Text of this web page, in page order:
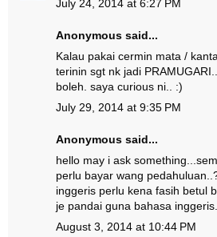
July 24, 2014 at 6:27 PM
Anonymous said...
Kalau pakai cermin mata /
terinin sgt nk jadi
boleh. saya curious ni.. :)
July 29, 2014 at 9:35 PM
Anonymous said...
hello may i ask
perlu bayar wang
inggeris perlu kena fasih betul
je pandai guna bahasa inggeris..
August 3, 2014 at 10:44 PM